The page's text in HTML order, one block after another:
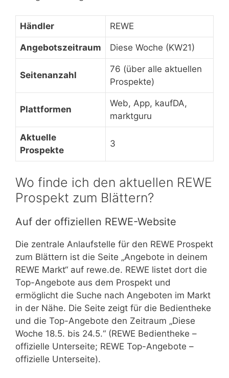
Händler REWE
Angebotszeitraum Diese Woche (KW21)
Seitenanzahl
76 (über alle aktuellen
Prospekte)
Plattformen
Web, App, kaufDA,
marktguru
Aktuelle
Prospekte
3
Wo finde ich den aktuellen REWE
Prospekt zum Blättern?
Auf der offiziellen REWE-Website
Die zentrale Anlaufstelle für den REWE Prospekt
zum Blättern ist die Seite „Angebote in deinem
REWE Markt“ auf rewe.de. REWE listet dort die
Top-Angebote aus dem Prospekt und
ermöglicht die Suche nach Angeboten im Markt
in der Nähe. Die Seite zeigt für die Bedientheke
und die Top-Angebote den Zeitraum „Diese
Woche 18.5. bis 24.5.“ (REWE Bedientheke –
offizielle Unterseite; REWE Top-Angebote –
offizielle Unterseite).